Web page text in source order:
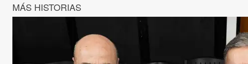
MÁS HISTORIAS